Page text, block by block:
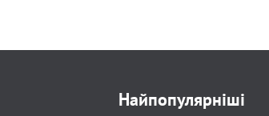
Найпопулярніші